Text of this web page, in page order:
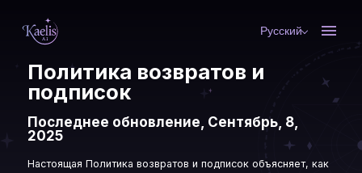
Русский
Политика возвратов и
подписок
Последнее обновление, Сентябрь, 8,
2025
Настоящая Политика возвратов и подписок объясняет, как